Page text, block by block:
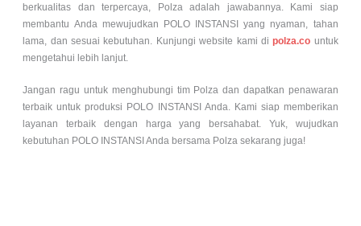
berkualitas dan terpercaya, Polza adalah jawabannya. Kami siap
membantu Anda mewujudkan POLO INSTANSI yang nyaman, tahan
lama, dan sesuai kebutuhan. Kunjungi website kami dipolza.co untuk
mengetahui lebih lanjut.
Jangan ragu untuk menghubungi tim Polza dan dapatkan penawaran
terbaik untuk produksi POLO INSTANSI Anda. Kami siap memberikan
layanan terbaik dengan harga yang bersahabat. Yuk, wujudkan
kebutuhan POLO INSTANSI Anda bersama Polza sekarang juga!